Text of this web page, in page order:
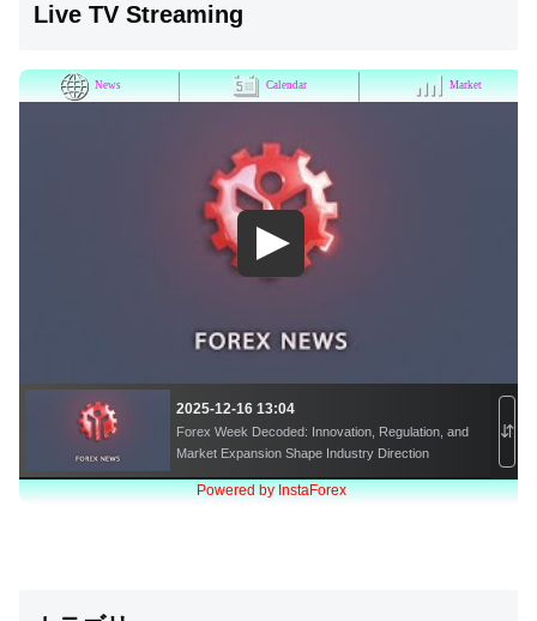
Live TV Streaming